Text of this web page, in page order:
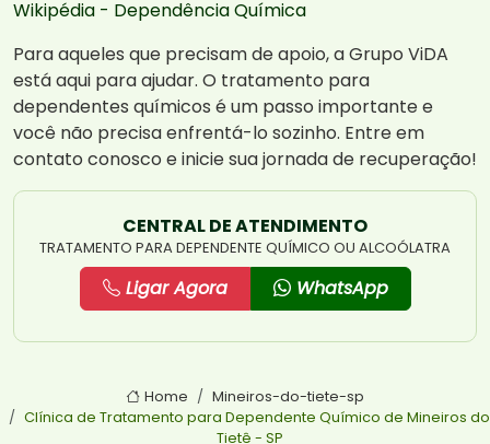
Wikipédia - Dependência Química
Para aqueles que precisam de apoio, a Grupo ViDA
está aqui para ajudar. O tratamento para
dependentes químicos é um passo importante e
você não precisa enfrentá-lo sozinho. Entre em
contato conosco e inicie sua jornada de recuperação!
CENTRAL DE ATENDIMENTO
TRATAMENTO PARA DEPENDENTE QUÍMICO OU ALCOÓLATRA
Ligar Agora WhatsApp
Home
Mineiros-do-tiete-sp
Clínica de Tratamento para Dependente Químico de Mineiros do
Tietê - SP